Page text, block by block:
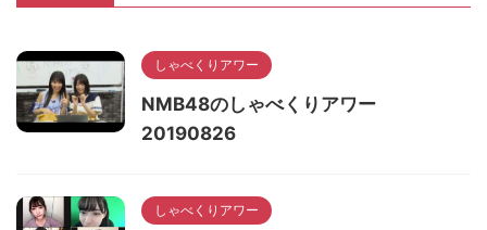
しゃべくりアワー
NMB48のしゃべくりアワー
20190826
しゃべくりアワー